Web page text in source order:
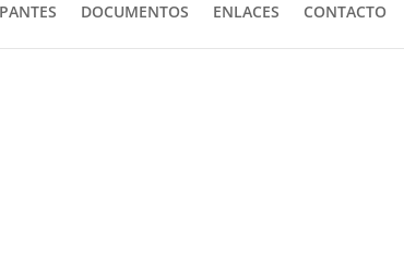
DOCUMENTOS ENLACES CONTACTO